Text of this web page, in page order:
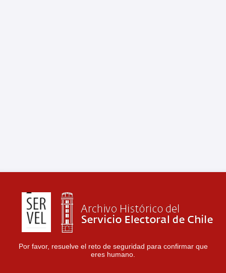
Por favor, resuelve el reto de seguridad para confirmar que
eres humano.